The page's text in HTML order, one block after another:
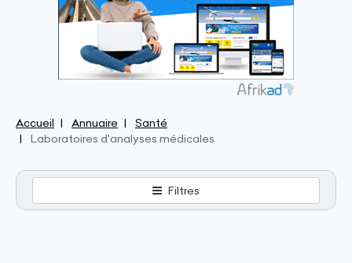
Accueil Annuaire
Santé
Laboratoires d'analyses médicales
Filtres